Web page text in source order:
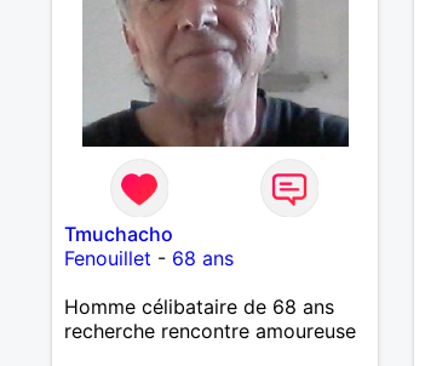
Tmuchacho
Fenouillet - 68 ans
Homme célibataire de 68 ans
recherche rencontre amoureuse